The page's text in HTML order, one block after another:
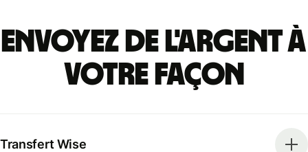
Envoyez de l'argent à
votre façon
Transfert Wise